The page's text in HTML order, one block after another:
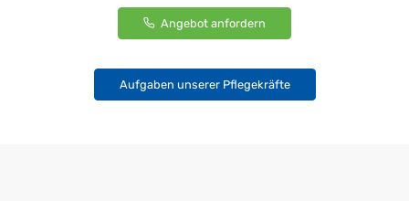
Angebot anfordern
Aufgaben unserer Pflegekräfte